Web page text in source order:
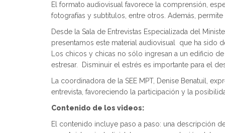
El formato audiovisual favorece la comprensión,
fotografías y subtítulos, entre otros. Además,
Desde la Sala de Entrevistas Especializada del
presentamos este material audiovisual que ha sido
Los chicos y chicas no sólo ingresan a un edificio
estresar. Disminuir el estrés es importante para el
La coordinadora de la SEE MPT, Denise Benatuil,
entrevista, favoreciendo la participación y la
Contenido de los videos:
El contenido incluye paso a paso: una descripción